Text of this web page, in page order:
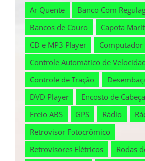
Ar Quente
Banco Com
Bancos de Couro
Capota
CD e MP3 Player
Computador
Controle Automático de
Controle de Tração
DVD Player
Encosto de
Freio ABS
GPS Rádio
Retrovisor Fotocrômico
Retrovisores Elétricos
Rodas